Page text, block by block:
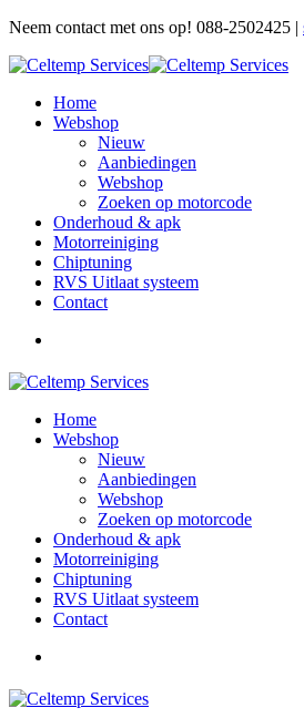
Neem contact met ons op! 088-2502425 |
Home
Webshop
Nieuw
Aanbiedingen
Webshop
Zoeken op motorcode
Onderhoud & apk
Motorreiniging
Chiptuning
RVS Uitlaat systeem
Contact
Home
Webshop
Nieuw
Aanbiedingen
Webshop
Zoeken op motorcode
Onderhoud & apk
Motorreiniging
Chiptuning
RVS Uitlaat systeem
Contact